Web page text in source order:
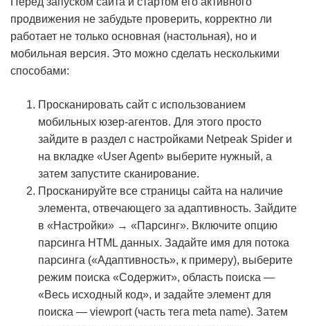
продвижения не забудьте проверить, корректно ли
работает не только основная (настольная), но и
мобильная версия. Это можно сделать несколькими
способами:
Просканировать сайт с использованием
мобильных юзер-агентов. Для этого просто
зайдите в раздел с настройками Netpeak Spider и
на вкладке «User Agent» выберите нужный, а
затем запустите сканирование.
Просканируйте все страницы сайта на наличие
элемента, отвечающего за адаптивность. Зайдите
в «Настройки» → «Парсинг». Включите опцию
парсинга HTML данных. Задайте имя для потока
парсинга («Адаптивность», к примеру), выберите
режим поиска «Содержит», область поиска —
«Весь исходный код», и задайте элемент для
поиска — viewport (часть тега meta name). Затем